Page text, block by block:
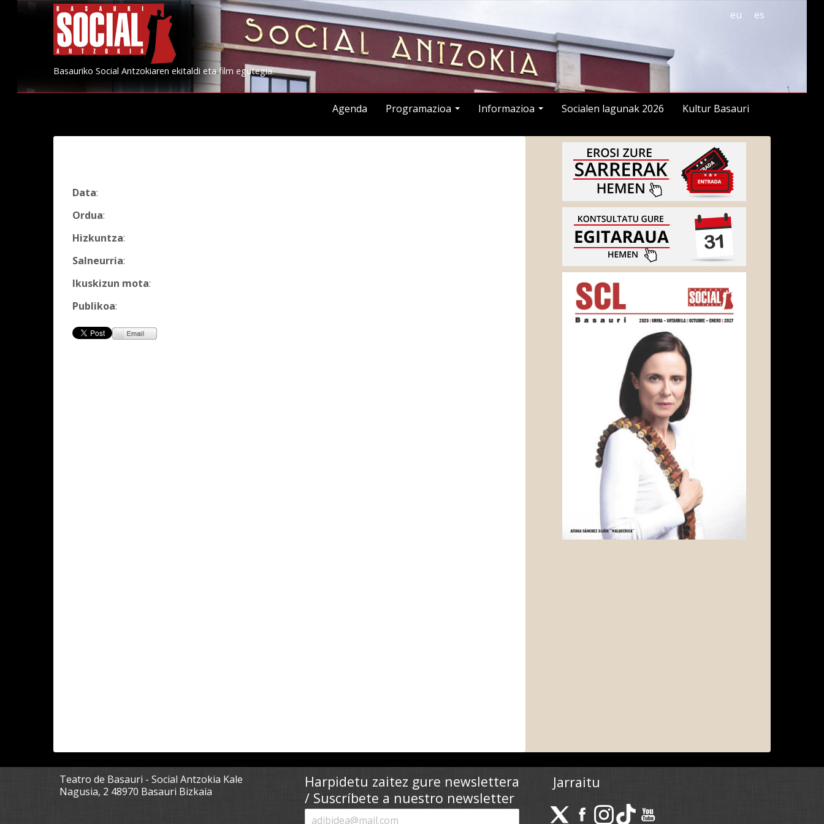
Basauriko Social Antzokiaren ekitaldi eta film egutegia.
es
eu
Agenda Programazioa Informazioa Socialen lagunak 2026 Kultur Basauri
Data:
Ordua:
Hizkuntza:
Salneurria:
Ikuskizun mota:
Publikoa:
Teatro de Basauri - Social Antzokia Kale
Nagusia, 2 48970 Basauri Bizkaia
Harpidetu zaitez gure newslettera
/ Suscríbete a nuestro newsletter
Jarraitu